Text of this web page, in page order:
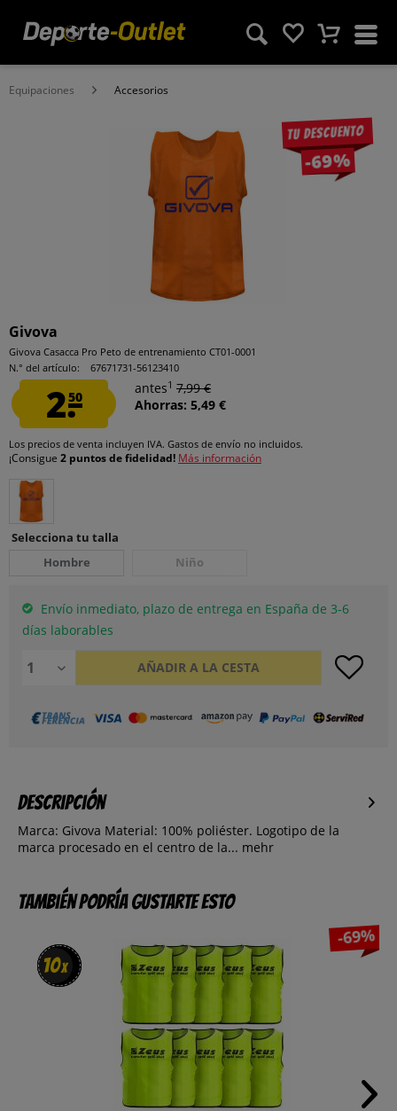
Equipaciones Accesorios
Tu descuento
-69%
Givova
Givova Casacca Pro Peto de entrenamiento CT01-0001
N.° del artículo:
67671731-56123410
2.50
antes1 7,99 €
Ahorras: 5,49 €
Los precios de venta incluyen IVA. Gastos de envío no incluidos.
¡Consigue 2 puntos de fidelidad! Más información
Selecciona tu talla
Hombre
Niño
Envío inmediato, plazo de entrega en España de 3-6
días laborables
AÑADIR A LA CESTA
Descripción
Marca: Givova Material: 100% poliéster. Logotipo de la
marca procesado en el centro de la... mehr
También podría gustarte esto
10x
10x
-69%